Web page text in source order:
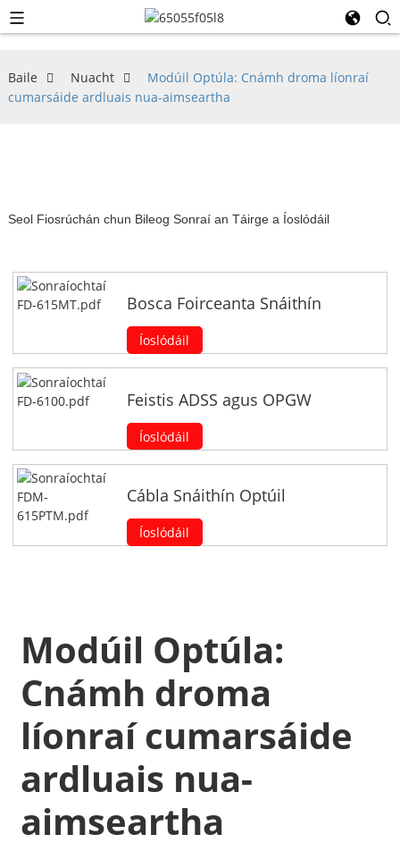
Baile Nuacht
Modúil Optúla: Cnámh droma líonraí
cumarsáide ardluais nua-aimseartha
Seol Fiosrúchán chun Bileog Sonraí an Táirge a Íoslódáil
Bosca Foirceanta Snáithín
Íoslódáil
Feistis ADSS agus OPGW
Íoslódáil
Cábla Snáithín Optúil
Íoslódáil
Modúil Optúla:
Cnámh droma
líonraí cumarsáide
ardluais nua-
aimseartha